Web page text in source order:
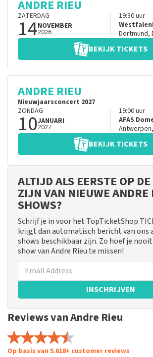
ANDRE RIEU
ZATERDAG
14NOVEMBER
2026
19:30uur
Dortmund,
BEKIJK TICKETS
ANDRE RIEU
Nieuwjaarsconcert 2027
ZONDAG
10JANUARI
2027
19:00uur
AFAS
Antwerpen,
BEKIJK TICKETS
ALTIJD ALS EERSTE OP
ZIJN VAN NIEUWE ANDRE
SHOWS?
Schrijf je in voor het TopTicketShop
krijgt dan automatisch bericht van ons
shows beschikbaar zijn. Zo hoef je
show van Andre Rieu te missen!
INSCHRIJVEN
Reviews van Andre Rieu
Op basis van 5.618+ customer reviews